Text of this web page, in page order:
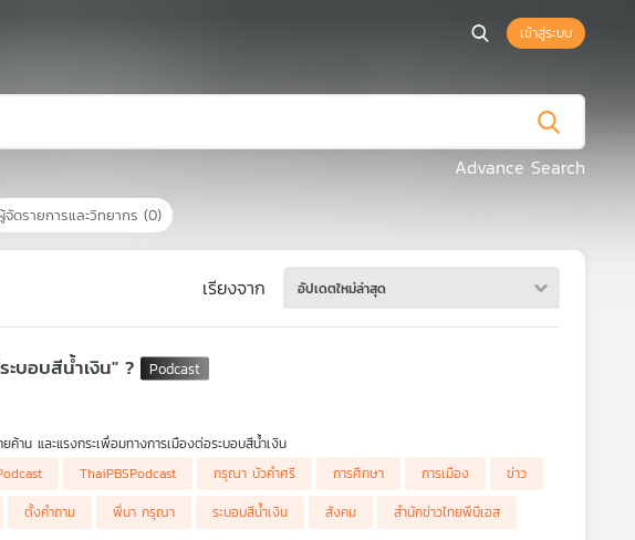
เข้าสู่ระบบ
Advance Search
จัดรายการและวิทยากร (0)
เรียงจาก อัปเดตใหม่ล่าสุด
ะบอบสีน้ำเงิน" ?
าน และแรงกระเพื่อมทางการเมืองต่อระบอบสีน้ำเงิน
ThaiPBSPodcast กรุณา บัวคำศรี การศึกษา การเมือง
ข่าว
ตั้งคำถาม พี่นา กรุณา ระบอบสีน้ำเงิน สังคม
สำนักข่าวไทยพีบีเอส